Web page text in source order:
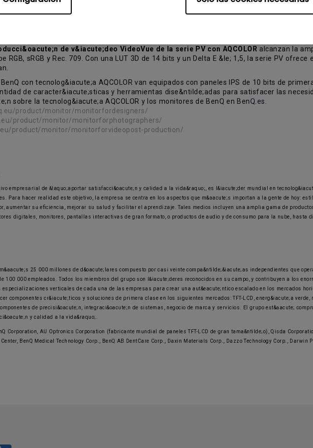
de Adobe RGB y el 100 % de sRGB y Rec. 709 gracias a una avanzada tabla de
de v&iacute;deo VideoVue de la serie PV con AQCOLOR alcanzan la
RGB, sRGB y Rec. 709. Con una LUT 3D de 14 bits y un Delta E &le; 1,5, la serie PV
con tecnolog&iacute;a AQCOLOR van equipados con paneles IPS de 10 bits de
de caracter&iacute;sticas y herramientas dise&ntilde;adas para satisfacer las
sobre la tecnolog&iacute;a AQCOLOR y los monitores de BenQ en BenQ.es
product/monitor/monitorfordesigners/
product/monitor/monitorforphotographers/
product/monitor/monitorforvideopost-production/
empresarial de &laquo;aportar satisfacci&oacute;n y calidad a la vida&raquo;, es l&iacute;der mundial en
Para hacer realidad este objetivo, la empresa se centra en los aspectos que m&aacute;s importan a la gente de hoy:
aumentar su eficiencia, mejorar su salud y facilitar el aprendizaje. Tales medios incluyen una amplia gama de
digitales, monitores, pantallas interactivas de gran formato, o productos de audio y de consumo para la nube, hasta
25 000 millones de d&oacute;lares compuesto por casi veinte compa&ntilde;&iacute;as independientes que
100 000 empleados. Todos los miembros del grupo son l&iacute;deres reconocidos en su campo, y contribuyen a los
verticales de cada una de las empresas para crear una aut&eacute;ntico escalado en los mercados
componentes cr&iacute;ticos y soluciones de primera clase en los siguientes mercados: TFT-LCD, energ&iacute;a
de precisi&oacute;n, integraci&oacute;n de sistemas, negocio de marca y servicios. El grupo est&aacute;
y calidad a la vida&raquo;.
Corporation, AU Optronics Corporation (fabricante mundial de paneles TFT-LCD de gran tama&ntilde;o), Qisda
BenQ Medical Technology Corp., BenQ AB DentCare Corp., Daxin Materials Corp., Dazzo Technology Corp.,